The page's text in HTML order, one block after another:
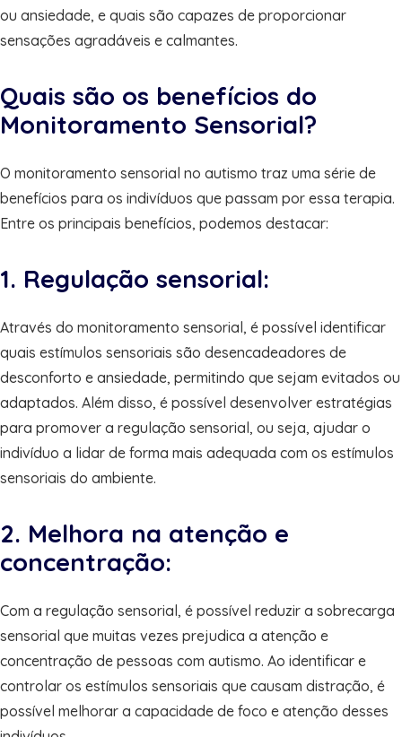
ou ansiedade, e quais são capazes de proporcionar
sensações agradáveis e calmantes.
Quais são os benefícios do
Monitoramento Sensorial?
O monitoramento sensorial no autismo traz uma série de
benefícios para os indivíduos que passam por essa terapia.
Entre os principais benefícios, podemos destacar:
1. Regulação sensorial:
Através do monitoramento sensorial, é possível identificar
quais estímulos sensoriais são desencadeadores de
desconforto e ansiedade, permitindo que sejam evitados ou
adaptados. Além disso, é possível desenvolver estratégias
para promover a regulação sensorial, ou seja, ajudar o
indivíduo a lidar de forma mais adequada com os estímulos
sensoriais do ambiente.
2. Melhora na atenção e
concentração:
Com a regulação sensorial, é possível reduzir a sobrecarga
sensorial que muitas vezes prejudica a atenção e
concentração de pessoas com autismo. Ao identificar e
controlar os estímulos sensoriais que causam distração, é
possível melhorar a capacidade de foco e atenção desses